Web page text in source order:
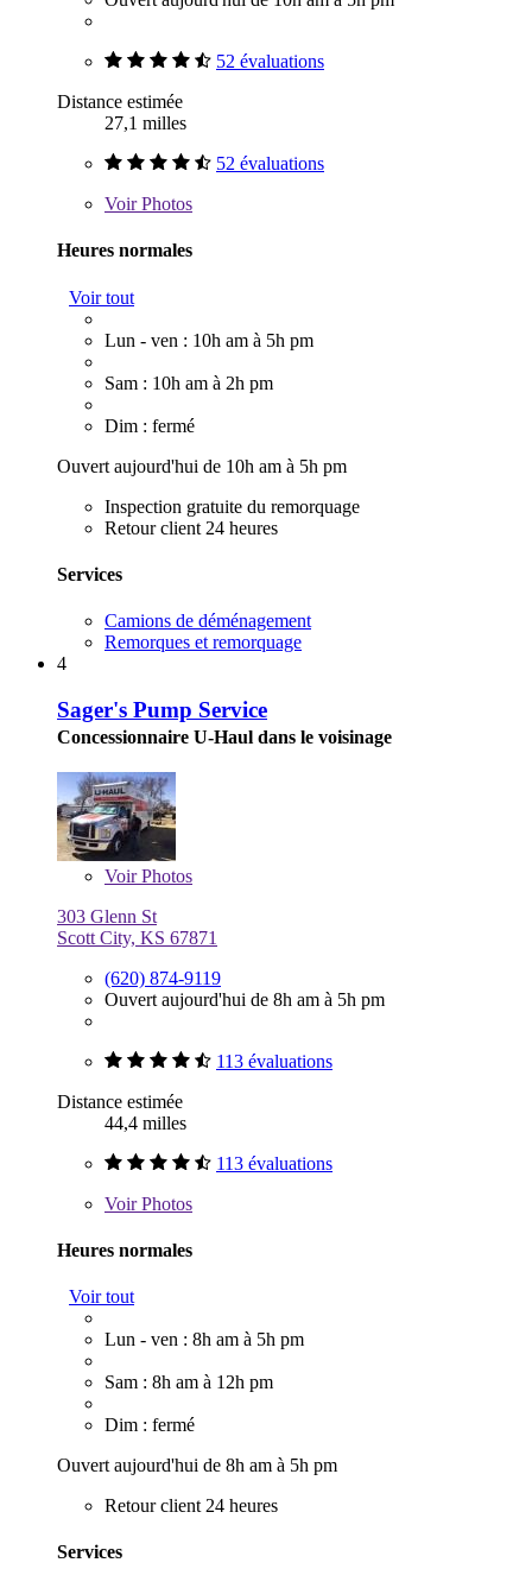
52 évaluations
Distance estimée
27,1 milles
52 évaluations
VoirPhotos
Heures normales
Voir tout
Lun - ven : 10h am à 5h pm
Sam : 10h am à 2h pm
Dim : fermé
Ouvert aujourd'hui de 10h am à 5h pm
Inspection gratuite du remorquage
Retour client 24 heures
Services
Camions de déménagement
Remorques et remorquage
4
Sager's Pump Service
Concessionnaire U-Haul dans le voisinage
VoirPhotos
303 Glenn St
Scott City, KS 67871
(620) 874-9119
Ouvert aujourd'hui de 8h am à 5h pm
113 évaluations
Distance estimée
44,4 milles
113 évaluations
VoirPhotos
Heures normales
Voir tout
Lun - ven : 8h am à 5h pm
Sam : 8h am à 12h pm
Dim : fermé
Ouvert aujourd'hui de 8h am à 5h pm
Retour client 24 heures
Services